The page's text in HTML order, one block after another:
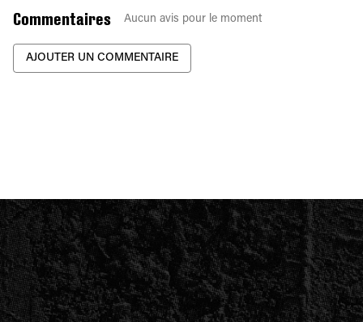
Commentaires Aucun avis pour le moment
AJOUTER UN COMMENTAIRE